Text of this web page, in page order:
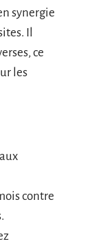
synergie
Il
ce
les
contre